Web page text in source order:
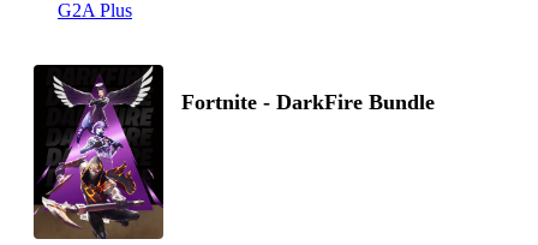
G2A Plus
Fortnite - DarkFire Bundle